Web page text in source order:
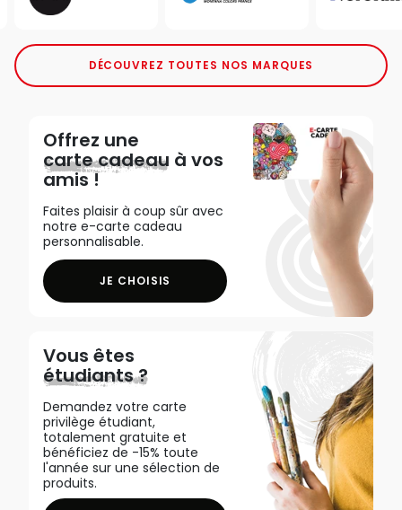
DÉCOUVREZ TOUTES NOS MARQUES
Offrez une
carte cadeau à vos
amis !
Faites plaisir à coup sûr avec
notre e-carte cadeau
personnalisable.
JE CHOISIS
Vous êtes
étudiants ?
Demandez votre carte
privilège étudiant,
totalement gratuite et
bénéficiez de -15% toute
l'année sur une sélection de
produits.